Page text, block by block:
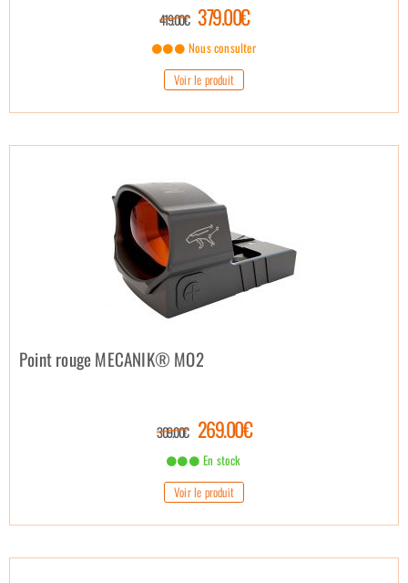
419.00€ 379.00€
Nous consulter
Voir le produit
Point rouge MECANIK® MO2
309.00€ 269.00€
En stock
Voir le produit